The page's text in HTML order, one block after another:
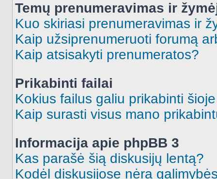
Temų prenumeravimas ir
Kuo skiriasi prenumeravimas ir
Kaip užsiprenumeruoti forumą
Kaip atsisakyti prenumeratos?
Prikabinti failai
Kokius failus galiu prikabinti
Kaip surasti visus mano
Informacija apie phpBB 3
Kas parašė šią diskusijų lentą?
Kodėl diskusijose nėra